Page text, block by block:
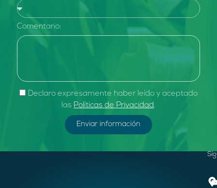
Comentario:
Declaro expresamente haber leído y aceptado
las Políticas de Privacidad.
Enviar información